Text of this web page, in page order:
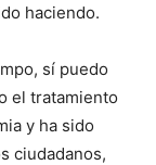
haciendo.
sí puedo
el tratamiento
y ha sido
ciudadanos,